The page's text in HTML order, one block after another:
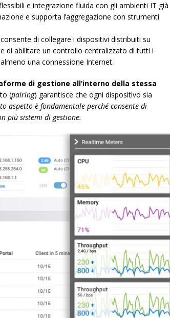
e integrazione fluida con gli ambienti IT già
e supporta l’aggregazione con strumenti
consente di collegare i dispositivi distribuiti su
di abilitare un controllo centralizzato di tutti i
una connessione Internet.
di gestione all’interno della stessa
(pairing) garantisce che ogni dispositivo sia
aspetto è fondamentale perché consente di
più sistemi di gestione.